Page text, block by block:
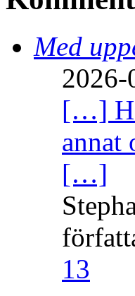
Med
2026-
[…]
annat
[…]
13